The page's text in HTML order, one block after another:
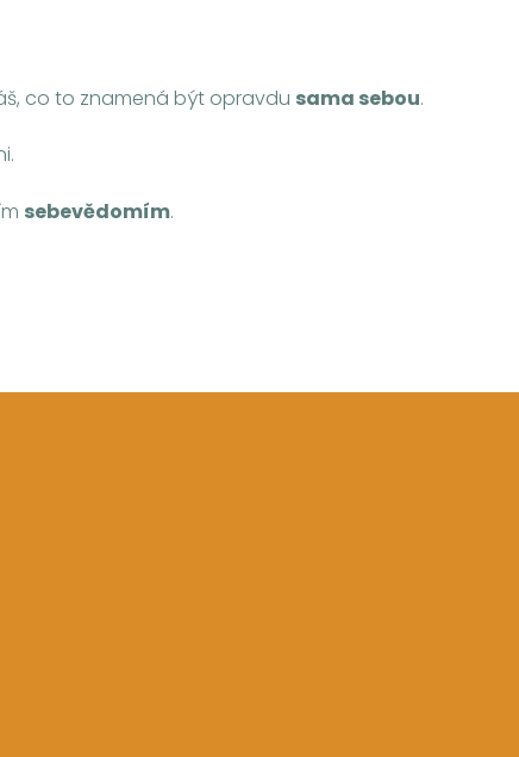
co to znamená být opravdu sama sebou.
sebevědomím.